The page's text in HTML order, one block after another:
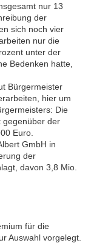
nur 13
der
sich noch vier
nur die
unter der
Bedenken hatte,
Bürgermeister
hier um
Die
gegenüber der
Euro.
GmbH in
der
davon 3,8 Mio.
für die
Auswahl vorgelegt.